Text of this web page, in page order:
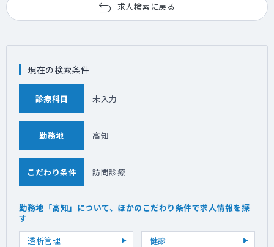
求人検索に戻る
現在の検索条件
診療科目 未入力
勤務地 高知
こだわり条件 訪問診療
勤務地「高知」について、ほかのこだわり条件で求人情報を探
す
透析管理
健診